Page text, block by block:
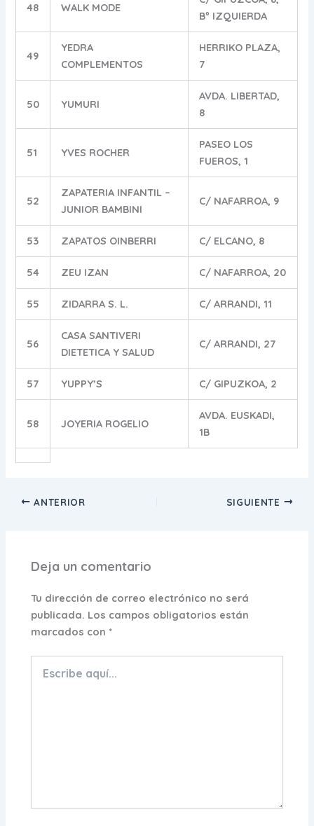
48 WALK MODE
Bº IZQUIERDA
49
YEDRA
COMPLEMENTOS
HERRIKO PLAZA,
7
50 YUMURI
AVDA. LIBERTAD,
8
51 YVES ROCHER
PASEO LOS
FUEROS, 1
52
ZAPATERIA INFANTIL –
JUNIOR BAMBINI
C/ NAFARROA, 9
53 ZAPATOS OINBERRI C/ ELCANO, 8
54 ZEU IZAN C/ NAFARROA, 20
55 ZIDARRA S. L. C/ ARRANDI, 11
56
CASA SANTIVERI
DIETETICA Y SALUD
C/ ARRANDI, 27
57 YUPPY’S C/ GIPUZKOA, 2
58 JOYERIA ROGELIO
AVDA. EUSKADI,
1B
ANTERIOR SIGUIENTE
Deja un comentario
Tu dirección de correo electrónico no será
publicada. Los campos obligatorios están
marcados con*
aquí...